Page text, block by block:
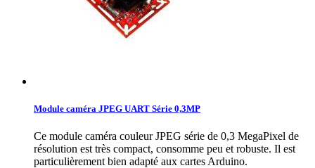
Module caméra JPEG UART Série 0,3MP
Ce module caméra couleur JPEG série de 0,3 MegaPixel de
résolution est très compact, consomme peu et robuste. Il est
particulièrement bien adapté aux cartes Arduino.